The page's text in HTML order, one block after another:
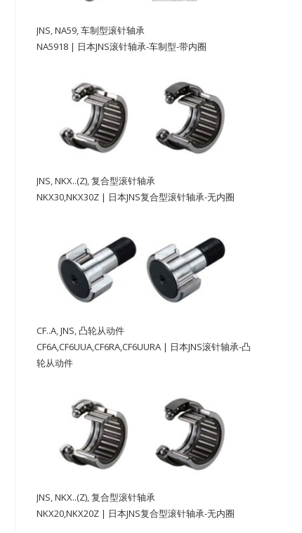
JNS,NA59,车制型滚针轴承
NA5918 | 日本JNS滚针轴承-车制型-带内圈
JNS,NKX..(Z),复合型滚针轴承
NKX30,NKX30Z | 日本JNS复合型滚针轴承-无内圈
CF..A,JNS, 凸轮从动件
CF6A,CF6UUA,CF6RA,CF6UURA | 日本JNS滚针轴承-凸
轮从动件
JNS,NKX..(Z),复合型滚针轴承
NKX20,NKX20Z | 日本JNS复合型滚针轴承-无内圈